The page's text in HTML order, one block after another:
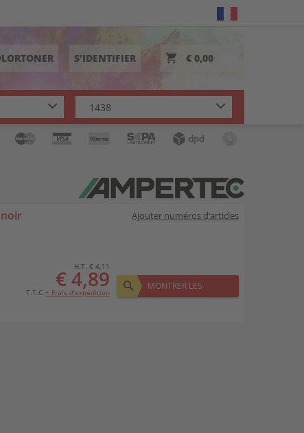
S’IDENTIFIER € 0,00
Ajouter numéros d’articles
H.T. € 4,11
€ 4,89
T.T.C + Frais d’expédition
MONTRER LES